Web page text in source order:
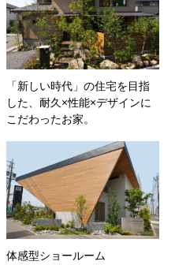
「新しい時代」の住宅を目指
した、耐久×性能×デザインに
こだわったお家。
体感型ショールーム